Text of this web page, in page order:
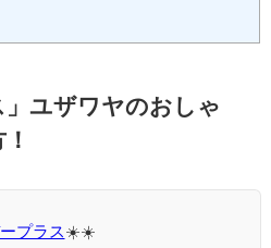
」ユザワヤのおしゃ
プラス ☀️☀️